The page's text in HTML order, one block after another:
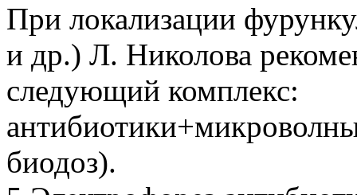
При локализации
и др.) Л. Николова
следующий комплекс:
биодоз).